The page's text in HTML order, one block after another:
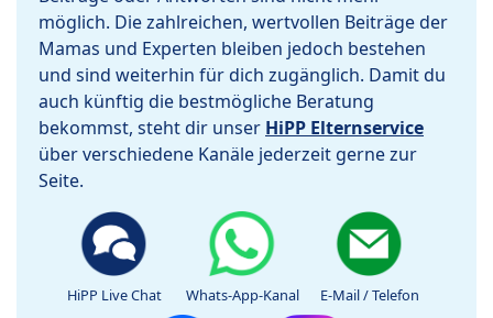
möglich. Die zahlreichen, wertvollen Beiträge der
Mamas und Experten bleiben jedoch bestehen
und sind weiterhin für dich zugänglich. Damit du
auch künftig die bestmögliche Beratung
bekommst, steht dir unser HiPP Elternservice
über verschiedene Kanäle jederzeit gerne zur
Seite.
HiPP Live Chat Whats-App-Kanal E-Mail / Telefon